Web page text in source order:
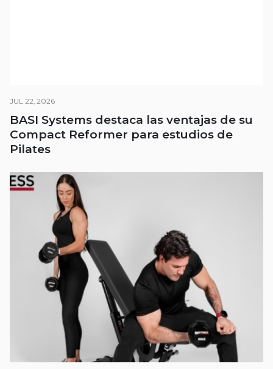
JUL 22, 2026
BASI Systems destaca las ventajas de su
Compact Reformer para estudios de
Pilates